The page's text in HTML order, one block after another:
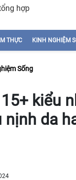
THỰC KINH NGHIỆM
Sống
kiểu
nịnh da